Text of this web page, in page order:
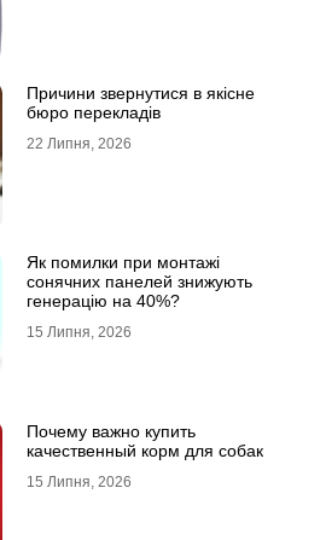
Причини звернутися в якісне
бюро перекладів
22 Липня, 2026
Як помилки при монтажі
сонячних панелей знижують
генерацію на 40%?
15 Липня, 2026
Почему важно купить
качественный корм для собак
15 Липня, 2026